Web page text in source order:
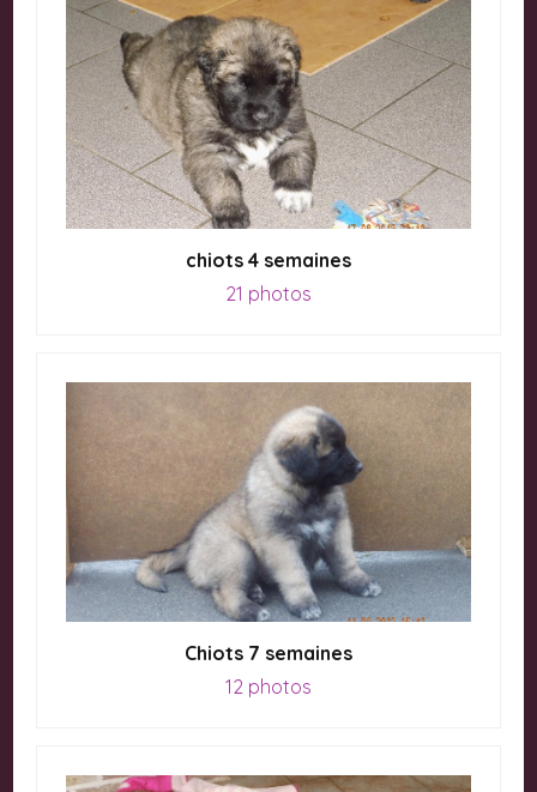
chiots 4 semaines
21 photos
Chiots 7 semaines
12 photos